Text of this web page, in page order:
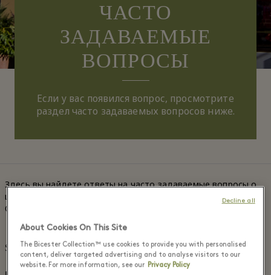
ЧАСТО
ЗАДАВАЕМЫЕ
ВОПРОСЫ
Если у вас появился вопрос, просмотрите
раздел часто задаваемых вопросов ниже.
Здесь вы найдете ответы на часто задаваемые вопросы о
шопинг-городах коллекции The Bicester Village Shopping
Collection®.
Shopping Express™
About Cookies On This Site
The Bicester Collection™ use cookies to provide you with personalised
content, deliver targeted advertising and to analyse visitors to our
website. For more information, see our Privacy Policy
Decline all